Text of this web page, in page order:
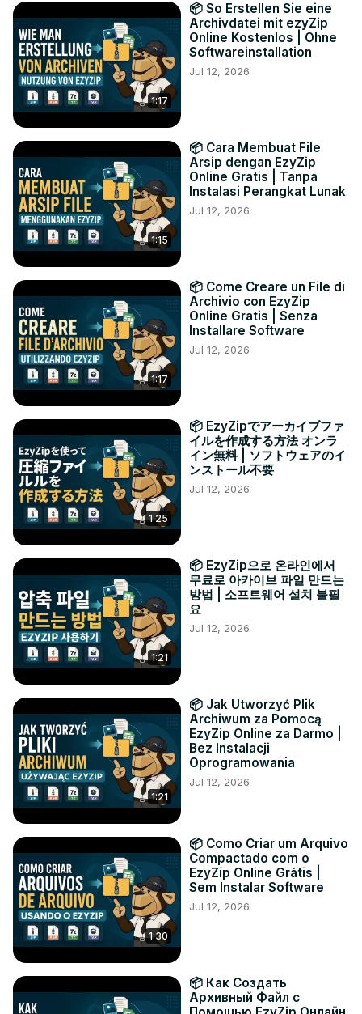
1:17
📦 So Erstellen Sie eine
Archivdatei mit ezyZip
Online Kostenlos | Ohne
Softwareinstallation
Jul 12, 2026
1:15
📦 Cara Membuat File
Arsip dengan EzyZip
Online Gratis | Tanpa
Instalasi Perangkat Lunak
Jul 12, 2026
1:17
📦 Come Creare un File di
Archivio con EzyZip
Online Gratis | Senza
Installare Software
Jul 12, 2026
1:25
📦 EzyZipでアーカイブファ
イルを作成する方法 オンラ
イン無料 | ソフトウェアのイ
ンストール不要
Jul 12, 2026
1:21
📦 EzyZip으로 온라인에서
무료로 아카이브 파일 만드는
방법 | 소프트웨어 설치 불필
요
Jul 12, 2026
1:21
📦 Jak Utworzyć Plik
Archiwum za Pomocą
EzyZip Online za Darmo |
Bez Instalacji
Oprogramowania
Jul 12, 2026
1:30
📦 Como Criar um Arquivo
Compactado com o
EzyZip Online Grátis |
Sem Instalar Software
Jul 12, 2026
📦 Как Создать
Архивный Файл с